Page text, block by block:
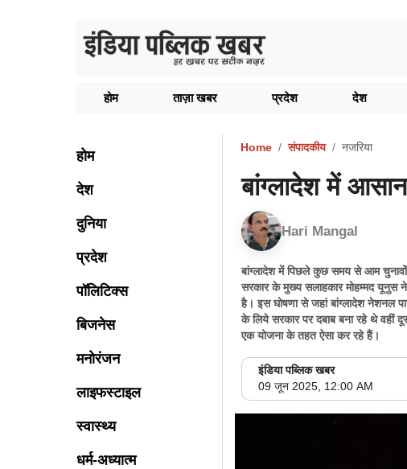
होम ताज़ा खबर प्रदेश देश
होम
देश
दुनिया
प्रदेश
पॉलिटिक्स
बिजनेस
मनोरंजन
लाइफस्टाइल
स्वास्थ्य
धर्म-अध्यात्म
Home संपादकीय नजरिया
बांग्लादेश में
Hari Mangal
बांग्लादेश में पिछले कुछ समय से आम चुनावों
सरकार के मुख्य सलाहकार मोहम्मद यूनुस
है। इस घोषणा से जहां बांग्लादेश नेशनल
के लिये सरकार पर दबाब बना रहे थे
एक योजना के तहत ऐसा कर रहे हैं।
इंडिया पब्लिक खबर
09 जून 2025, 12:00 AM